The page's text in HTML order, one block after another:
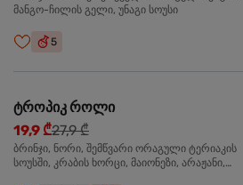
მანგო-ჩილის გელი, უნაგი სოუსი
5
ტროპიკ როლი
19,9 ₾27,9 ₾
ბრინჯი, ნორი, შემწვარი ორაგული ტერიაკის
სოუსში, კრაბის ხორცი, მაიონეზი, არაჟანი,